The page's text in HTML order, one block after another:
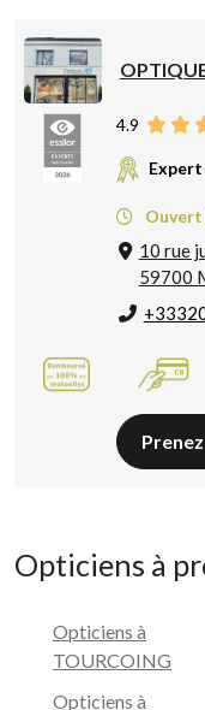
4.9
Expert
Ouvert
10 rue
59700
Opticiens à
Opticiens à
TOURCOING
Opticiens à